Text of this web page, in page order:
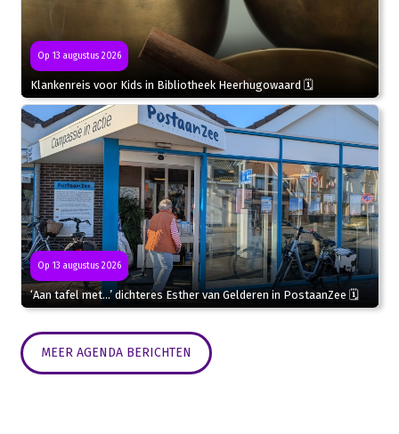
Op 13 augustus 2026
Klankenreis voor Kids in Bibliotheek Heerhugowaard 🗓
Op 13 augustus 2026
‘Aan tafel met…’ dichteres Esther van Gelderen in PostaanZee 🗓
MEER AGENDA BERICHTEN